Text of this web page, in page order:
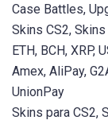
Case Battles,
Skins CS2, Skins
ETH, BCH, XRP,
Amex, AliPay,
UnionPay
Skins para CS2,